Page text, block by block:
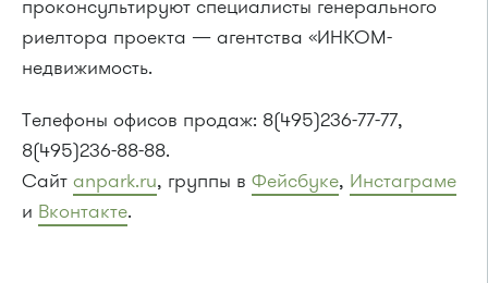
проконсультируют специалисты генерального
риелтора проекта — агентства «ИНКОМ-
недвижимость.
Телефоны офисов продаж: 8(495)236-77-77,
8(495)236-88-88.
Сайт anpark.ru, группы в Фейсбуке, Инстаграме
и Вконтакте.